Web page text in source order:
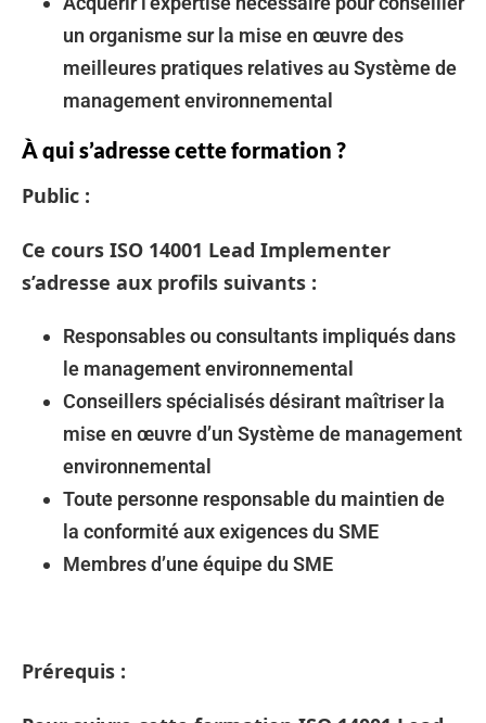
un organisme sur la mise en œuvre des
meilleures pratiques relatives au Système de
management environnemental
À qui s’adresse cette formation ?
Public :
Ce cours ISO 14001 Lead Implementer
s’adresse aux profils suivants :
Responsables ou consultants impliqués dans
le management environnemental
Conseillers spécialisés désirant maîtriser la
mise en œuvre d’un Système de management
environnemental
Toute personne responsable du maintien de
la conformité aux exigences du SME
Membres d’une équipe du SME
Prérequis :